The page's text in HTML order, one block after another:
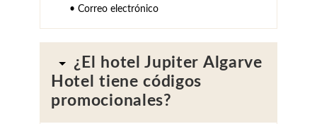
• Correo electrónico
¿El hotel Jupiter Algarve
Hotel tiene códigos
promocionales?
Tel.:+351 282 470 470-E.:info.algarve@jupiterhotelgroup.com